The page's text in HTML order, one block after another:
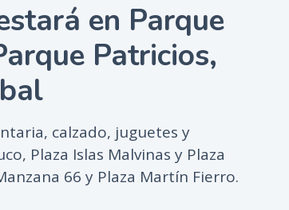
e
n
i
d
i
c
en Parque
Patricios,
calzado, juguetes y
Plaza Islas Malvinas y Plaza
66 y Plaza Martín Fierro.